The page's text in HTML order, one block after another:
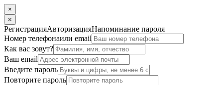
×
×
РегистрацияАвторизацияНапоминание пароля
Номер телефонаили email
Как вас зовут?
Ваш email
Введите пароль
Повторите пароль